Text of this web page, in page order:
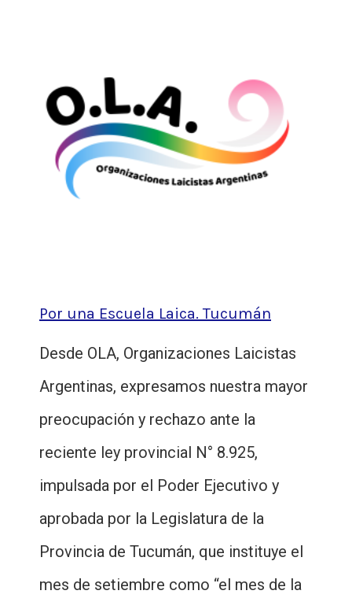
Por una Escuela Laica. Tucumán
Desde OLA, Organizaciones Laicistas
Argentinas, expresamos nuestra mayor
preocupación y rechazo ante la
reciente ley provincial N° 8.925,
impulsada por el Poder Ejecutivo y
aprobada por la Legislatura de la
Provincia de Tucumán, que instituye el
mes de setiembre como “el mes de la